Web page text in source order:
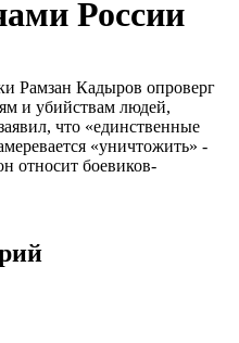
России
Рамзан Кадыров опроверг
и убийствам людей,
что «единственные
«уничтожить» -
относит боевиков-